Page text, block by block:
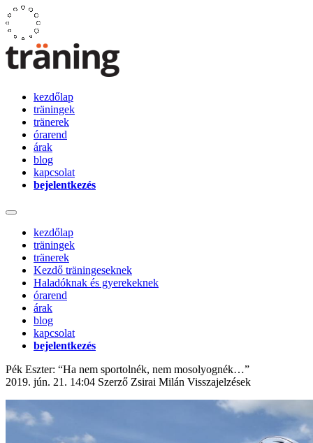
kezdőlap
träningek
tränerek
órarend
árak
blog
kapcsolat
bejelentkezés
kezdőlap
träningek
tränerek
Kezdő träningeseknek
Haladóknak és gyerekeknek
órarend
árak
blog
kapcsolat
bejelentkezés
Pék Eszter: “Ha nem sportolnék, nem mosolyognék…”
2019. jún. 21. 14:04 Szerző Zsirai Milán Visszajelzések